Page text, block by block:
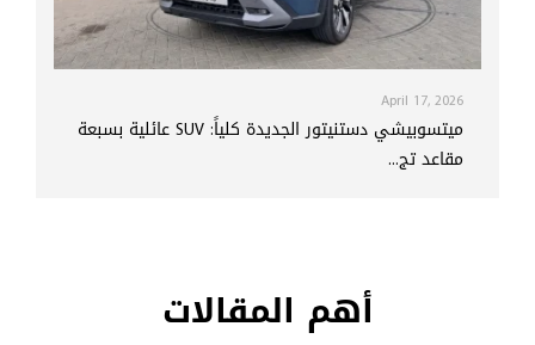
April 17, 2026
ميتسوبيشي دستنيتور الجديدة كلياً: SUV عائلية بسبعة
مقاعد تج...
أهم المقالات